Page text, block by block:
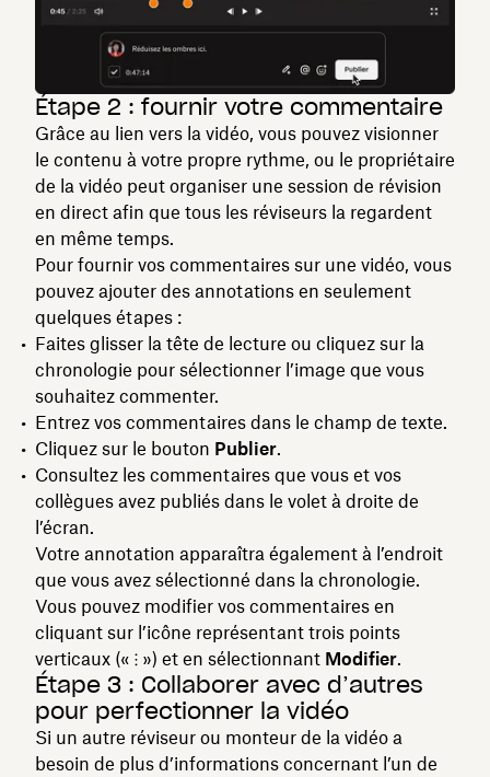
Étape 2 : fournir votre commentaire
Grâce au lien vers la vidéo, vous pouvez visionner
le contenu à votre propre rythme, ou le propriétaire
de la vidéo peut organiser une session de révision
en direct afin que tous les réviseurs la regardent
en même temps.
Pour fournir vos commentaires sur une vidéo, vous
pouvez ajouter des annotations en seulement
quelques étapes :
Faites glisser la tête de lecture ou cliquez sur la
chronologie pour sélectionner l’image que vous
souhaitez commenter.
Entrez vos commentaires dans le champ de texte.
Cliquez sur le bouton Publier.
Consultez les commentaires que vous et vos
collègues avez publiés dans le volet à droite de
l’écran.
Votre annotation apparaîtra également à l’endroit
que vous avez sélectionné dans la chronologie.
Vous pouvez modifier vos commentaires en
cliquant sur l’icône représentant trois points
verticaux (« ⁝ ») et en sélectionnant Modifier.
Étape 3 : Collaborer avec d’autres
pour perfectionner la vidéo
Si un autre réviseur ou monteur de la vidéo a
besoin de plus d’informations concernant l’un de